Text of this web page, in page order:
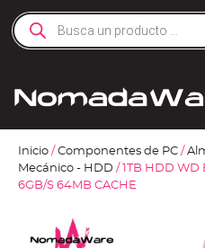
Inicio / Componentes de PC /
Mecánico - HDD / 1TB HDD WD
6GB/S 64MB CACHE